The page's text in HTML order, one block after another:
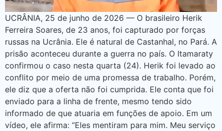
UCRÂNIA, 25 de junho de 2026 — O brasileiro Herik
Ferreira Soares, de 23 anos, foi capturado por forças
russas na Ucrânia. Ele é natural de Castanhal, no Pará. A
prisão aconteceu durante a guerra no país. O Itamaraty
confirmou o caso nesta quarta (24). Herik foi levado ao
conflito por meio de uma promessa de trabalho. Porém,
ele diz que a oferta não foi cumprida. Ele conta que foi
enviado para a linha de frente, mesmo tendo sido
informado de que atuaria em funções de apoio. Em um
vídeo, ele afirma: “Eles mentiram para mim. Meu serviço